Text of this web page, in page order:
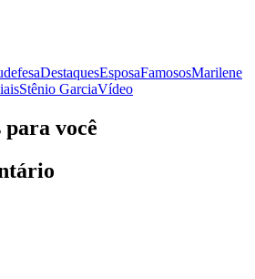
defesaDestaquesEsposaFamososMarilene
Stênio GarciaVídeo
para você